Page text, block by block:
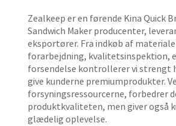
Zealkeep er en førende Kina Quick
Sandwich Maker producenter,
eksportører. Fra indkøb af
forarbejdning, kvalitetsinspektion,
forsendelse kontrollerer vi strengt
give kunderne premiumprodukter.
forsyningsressourcerne, forbedrer
produktkvaliteten, men giver også
glædelig oplevelse.